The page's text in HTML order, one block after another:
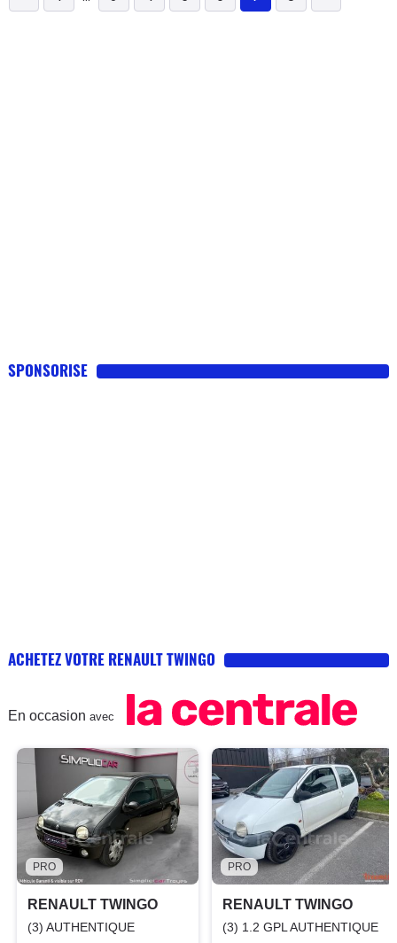
SPONSORISE
ACHETEZ VOTRE RENAULT TWINGO
En occasion avec
PRO
RENAULT TWINGO
(3) AUTHENTIQUE
PRO
RENAULT TWINGO
(3) 1.2 GPL AUTHENTIQUE